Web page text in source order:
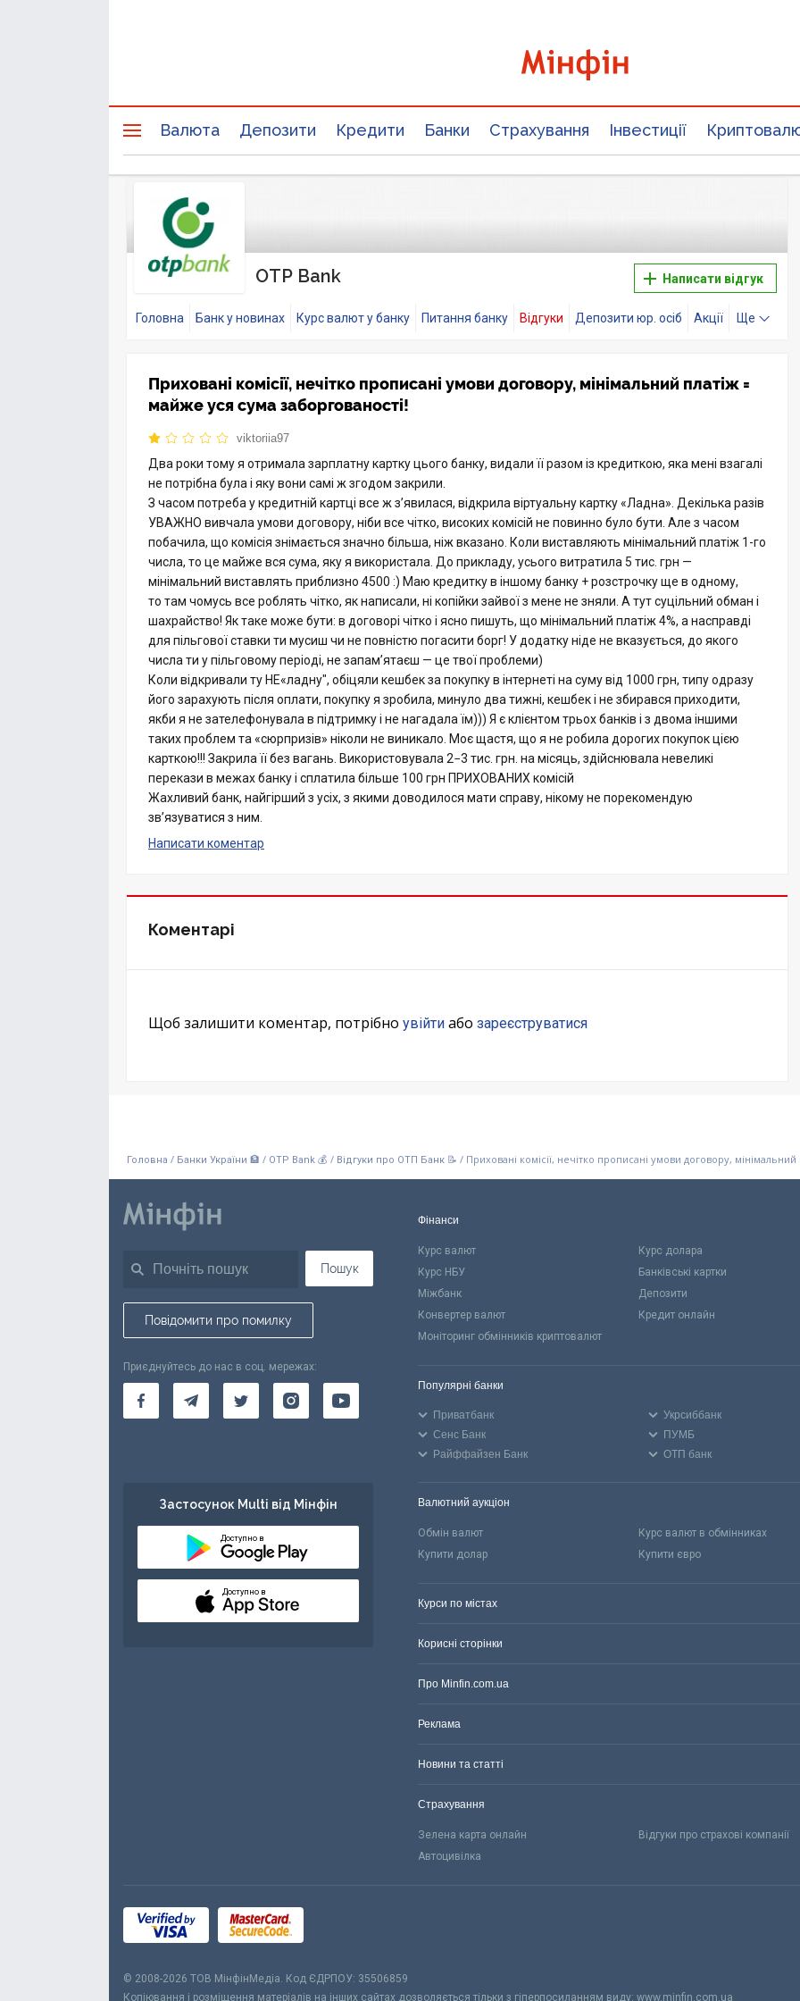
Валюта Депозити Кредити Банки Страхування Інвестиції
OTP Bank Написати відгук
Головна Банк у новинах Курс валют у банку Питання банку Відгуки Депозити юр. осіб Акції Ще
Приховані комісії, нечітко прописані умови договору, мінімальний платіж =
майже уся сума заборгованості!
viktoriia97
Два роки тому я отримала зарплатну картку цього банку, видали її разом із кредиткою, яка мені взагалі
не потрібна була і яку вони самі ж згодом закрили.
З часом потреба у кредитній картці все ж з’явилася, відкрила віртуальну картку «Ладна». Декілька разів
УВАЖНО вивчала умови договору, ніби все чітко, високих комісій не повинно було бути. Але з часом
побачила, що комісія знімається значно більша, ніж вказано. Коли виставляють мінімальний платіж 1-го
числа, то це майже вся сума, яку я використала. До прикладу, усього витратила 5 тис. грн —
мінімальний виставлять приблизно 4500 :) Маю кредитку в іншому банку + розстрочку ще в одному,
то там чомусь все роблять чітко, як написали, ні копійки зайвої з мене не зняли. А тут суцільний обман і
шахрайство! Як таке може бути: в договорі чітко і ясно пишуть, що мінімальний платіж 4%, а насправді
для пільгової ставки ти мусиш чи не повністю погасити борг! У додатку ніде не вказується, до якого
числа ти у пільговому періоді, не запам’ятаєш — це твої проблеми)
Коли відкривали ту НЕ«ладну", обіцяли кешбек за покупку в інтернеті на суму від 1000 грн, типу одразу
його зарахують після оплати, покупку я зробила, минуло два тижні, кешбек і не збирався приходити,
якби я не зателефонувала в підтримку і не нагадала їм))) Я є клієнтом трьох банків і з двома іншими
таких проблем та «сюрпризів» ніколи не виникало. Моє щастя, що я не робила дорогих покупок цією
карткою!!! Закрила її без вагань. Використовувала 2−3 тис. грн. на місяць, здійснювала невеликі
перекази в межах банку і сплатила більше 100 грн ПРИХОВАНИХ комісій
Жахливий банк, найгірший з усіх, з якими доводилося мати справу, нікому не порекомендую
зв’язуватися з ним.
Написати коментар
Коментарі
Щоб залишити коментар, потрібно увійти або зареєструватися
Головна / Банки України 🏦 / OTP Bank 💰 / Відгуки про ОТП Банк 📝 / Приховані комісії, нечітко прописані умови договору,
Пошук
Повідомити про помилку
Приєднуйтесь до нас в соц. мережах:
Застосунок Multi від Мінфін
Доступно в
Доступно в
Фінанси
Курс валют Курс долара
Курс НБУ
Банківські картки
Міжбанк
Депозити
Конвертер валют
Кредит онлайн
Моніторинг обмінників криптовалют
Популярні банки
Приватбанк Укрсиббанк
Сенс Банк
ПУМБ
Райффайзен Банк
ОТП банк
Валютний аукціон
Обмін валют Курс валют в обмінниках
Купити долар
Купити євро
Курси по містах
Корисні сторінки
Про Minfin.com.ua
Реклама
Новини та статті
Страхування
Зелена карта онлайн Відгуки про страхові компанії
Автоцивілка
© 2008-2026 ТОВ МiнфiнМедiа. Код ЄДРПОУ: 35506859
Копіювання і розміщення матеріалів на інших сайтах дозволяється тільки з гіперпосиланням виду: www.minfin.com.ua